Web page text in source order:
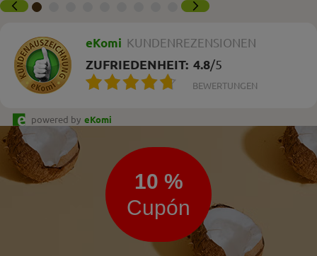
eKomi KUNDENREZENSIONEN
ZUFRIEDENHEIT: 4.8/5
BEWERTUNGEN
powered by eKomi
Boletín
de
noticias
10 %
Cupón